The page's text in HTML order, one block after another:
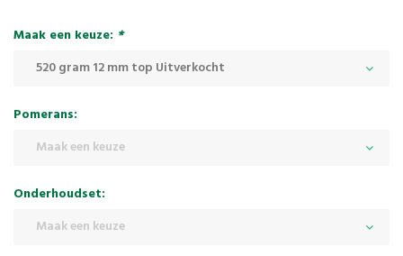
Maak een keuze: *
520 gram 12 mm top Uitverkocht
Pomerans:
Maak een keuze
Onderhoudset:
Maak een keuze